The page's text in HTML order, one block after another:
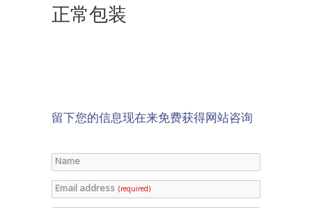
正常包装
留下您的信息现在来免费获得网站咨询
Name
Email address (required)